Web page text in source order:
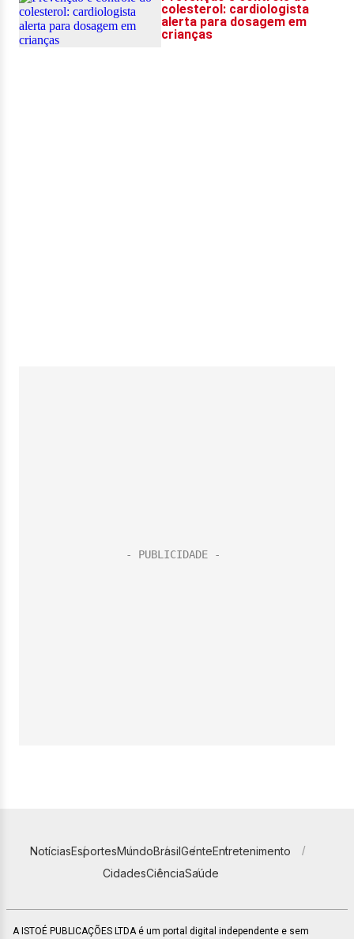
NotíciasEsportesMundoBrasilGenteEntretenimento
CidadesCiênciaSaúde
A ISTOÉ PUBLICAÇÕES LTDA é um portal digital independente e sem